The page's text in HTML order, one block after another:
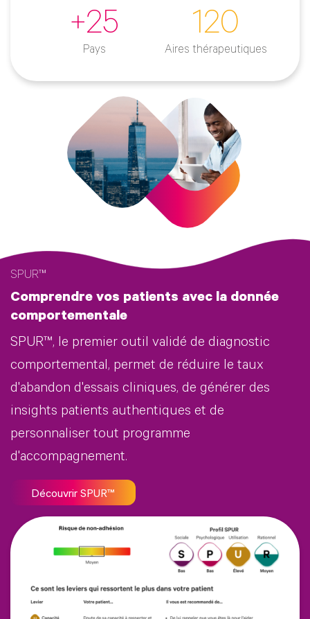
+25
Pays
120
Aires thérapeutiques
SPUR™
Comprendre vos patients avec la donnée
comportementale
SPUR™, le premier outil validé de diagnostic
comportemental, permet de réduire le taux
d'abandon d'essais cliniques, de générer des
insights patients authentiques et de
personnaliser tout programme
d'accompagnement.
Découvrir SPUR™